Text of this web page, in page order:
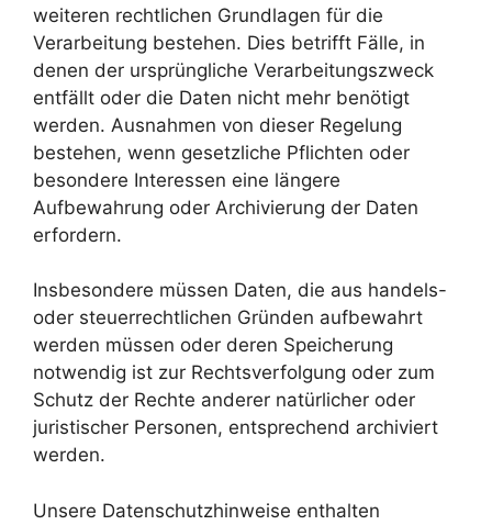
weiteren rechtlichen Grundlagen für die
Verarbeitung bestehen. Dies betrifft Fälle, in
denen der ursprüngliche Verarbeitungszweck
entfällt oder die Daten nicht mehr benötigt
werden. Ausnahmen von dieser Regelung
bestehen, wenn gesetzliche Pflichten oder
besondere Interessen eine längere
Aufbewahrung oder Archivierung der Daten
erfordern.
Insbesondere müssen Daten, die aus handels-
oder steuerrechtlichen Gründen aufbewahrt
werden müssen oder deren Speicherung
notwendig ist zur Rechtsverfolgung oder zum
Schutz der Rechte anderer natürlicher oder
juristischer Personen, entsprechend archiviert
werden.
Unsere Datenschutzhinweise enthalten